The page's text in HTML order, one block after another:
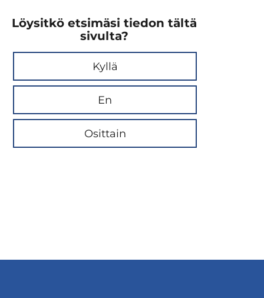
Löysitkö etsimäsi tiedon tältä
sivulta?
Kyllä
En
Osittain